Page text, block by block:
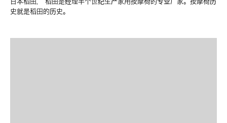
史就是稻田的历史。